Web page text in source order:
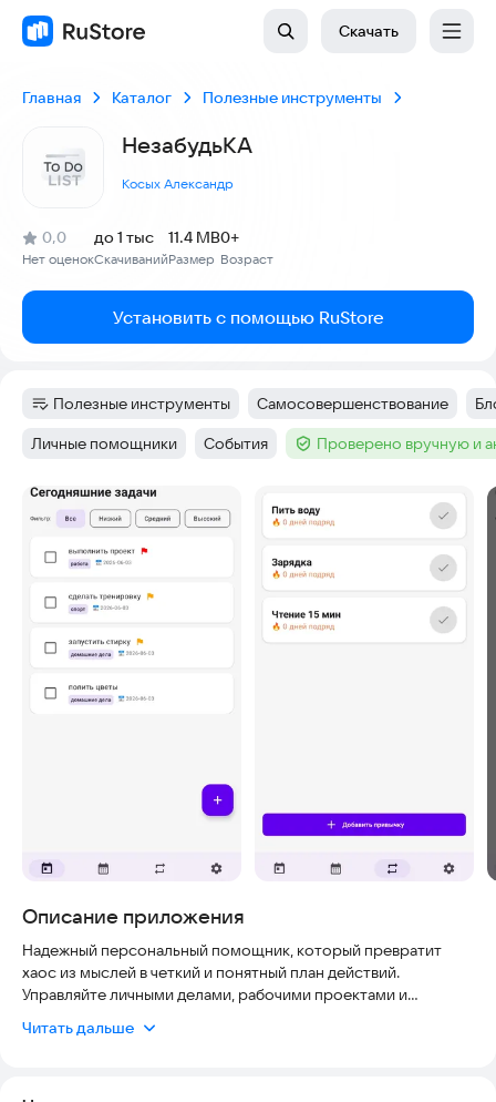
Скачать
Главная Каталог Полезные инструменты
НезабудьКА
Косых Александр
Рейтинг:
0,0
(
Нет оценок
)
Скачиваний
до 1 тыс
Размер
11.4 MB
Возраст
0+
Установить с помощью RuStore
Категория:
Полезные инструменты Тег:
Самосовершенствование
Тег:
Личные помощники Тег:
События Тег :Проверено вручную и
Скриншоты
Описание приложения
Надежный персональный помощник, который превратит
хаос из мыслей в четкий и понятный план действий.
Управляйте личными делами, рабочими проектами и
понятном интерфейсе.
Читать дальше